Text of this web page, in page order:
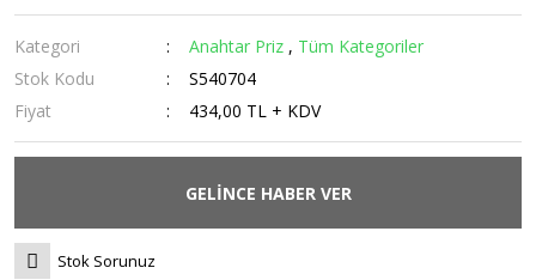
Kategori Anahtar Priz , Tüm Kategoriler
Stok Kodu
S540704
Fiyat
434,00 TL + KDV
GELİNCE HABER VER
Stok Sorunuz